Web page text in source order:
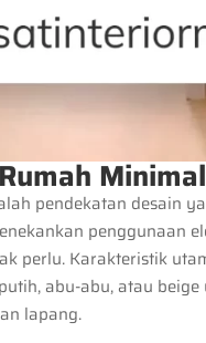
pendekatan desain
penggunaan
perlu. Karakteristik
abu-abu, atau
lapang.